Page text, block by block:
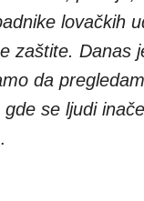
lovačkih
zaštite. Danas
da
se ljudi